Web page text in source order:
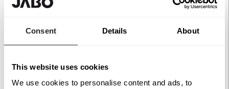
Consent Details About
This website uses cookies
We use cookies to personalise content and ads, to
Produktinformation
till metallstaket och grindar är galvaniserade, zinkgrundade
och färdigmålade i svart pulverlack.